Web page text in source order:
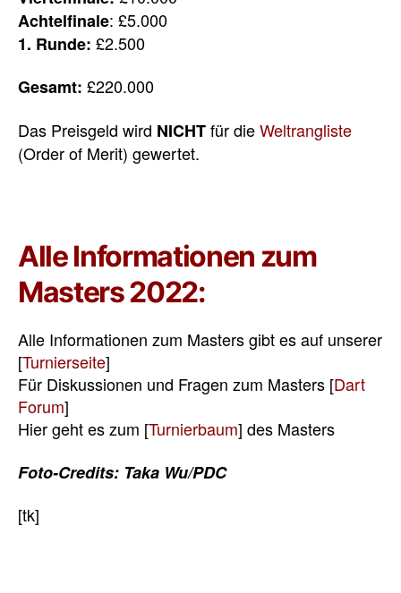
Achtelfinale: £5.000
1. Runde: £2.500
Gesamt: £220.000
Das Preisgeld wird NICHTfür dieWeltrangliste
(Order of Merit) gewertet.
Alle Informationen zum
Masters 2022:
Alle Informationen zum Masters gibt es auf unserer
[Turnierseite]
Für Diskussionen und Fragen zum Masters [Dart
Forum]
Hier geht es zum [Turnierbaum] des Masters
Foto-Credits: Taka Wu/PDC
[tk]